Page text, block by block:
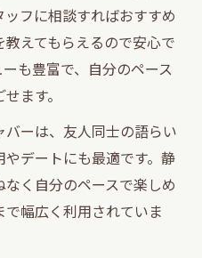
すすめの裏道シーシャ
れるシーシャ体験とは
渋谷通りのシーシャ体
れな雰囲気にこだわる
フに相談すればおすすめ
えてもらえるので安心で
も豊富で、自分のペース
ます。
ーは、友人同士の語らい
デートにも最適です。静
く自分のペースで楽しめ
幅広く利用されていま